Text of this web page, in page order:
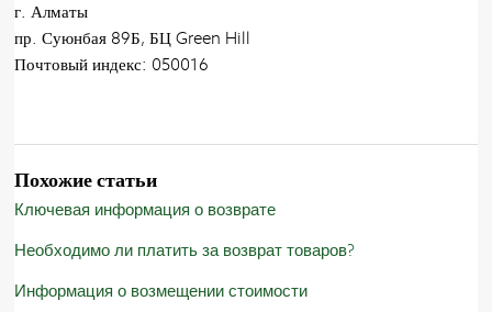
г. Алматы
пр. Суюнбая 89Б, БЦ Green Hill
Почтовый индекс: 050016
Похожие статьи
Ключевая информация о возврате
Необходимо ли платить за возврат товаров?
Информация о возмещении стоимости